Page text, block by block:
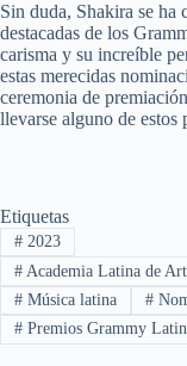
Sin duda, Shakira se ha
destacadas de los
carisma y su increíble
estas merecidas
ceremonia de
llevarse alguno de estos
Etiquetas
#2023
#Academia Latina de
#Música latina #
#Premios Grammy